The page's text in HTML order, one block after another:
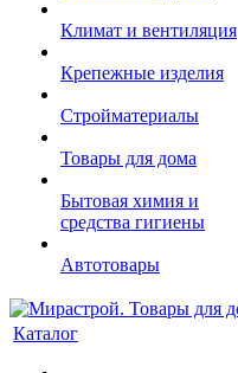
Климат и вентиляция
Крепежные изделия
Стройматериалы
Товары для дома
Бытовая химия и
средства гигиены
Автотовары
Каталог